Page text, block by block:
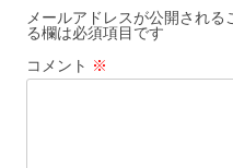
ゲ
ー
シ
メールアドレスが公開される
る欄は必須項目です
コメント ※